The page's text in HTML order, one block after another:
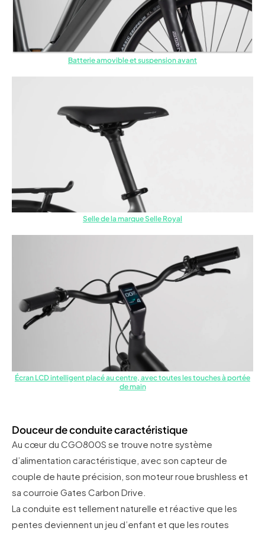
Batterie amovible et suspension avant
Selle de la marque Selle Royal
Écran LCD intelligent placé au centre, avec toutes les touches à portée
de main
Douceur de conduite caractéristique
Au cœur du CGO800S se trouve notre système
d’alimentation caractéristique, avec son capteur de
couple de haute précision, son moteur roue brushless et
sa courroie Gates Carbon Drive.
La conduite est tellement naturelle et réactive que les
pentes deviennent un jeu d’enfant et que les routes